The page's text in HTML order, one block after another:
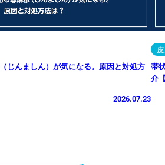
じんましん）が気になる。原因と対処方
2026.07.23
帯
介